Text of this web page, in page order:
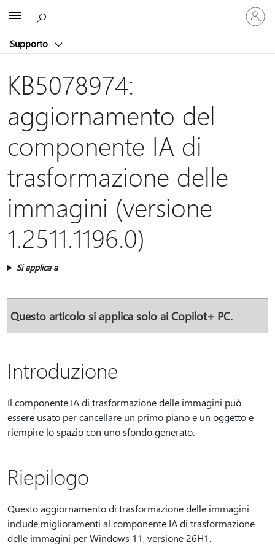
Supporto
Accedi
con
il
account
KB5078974:
aggiornamento del
componente IA di
trasformazione delle
immagini (versione
1.2511.1196.0)
Si applica a
Questo articolo si applica solo ai Copilot+ PC.
Introduzione
Il componente IA di trasformazione delle immagini può
essere usato per cancellare un primo piano e un oggetto e
riempire lo spazio con uno sfondo generato.
Riepilogo
Questo aggiornamento di trasformazione delle immagini
include miglioramenti al componente IA di trasformazione
delle immagini per Windows 11, versione 26H1.